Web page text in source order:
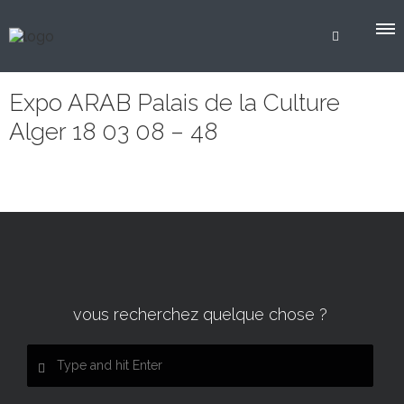
Expo ARAB Palais de la Culture
Alger 18 03 08 – 48
vous recherchez quelque chose ?